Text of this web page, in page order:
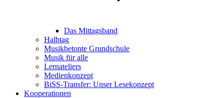
Das Mittagsband
Halbtag
Musikbetonte Grundschule
Musik für alle
Lernateliers
Medienkonzept
BiSS-Transfer: Unser Lesekonzept
Kooperationen